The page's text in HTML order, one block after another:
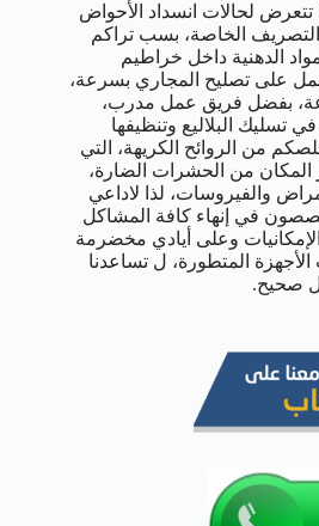
تتعرض لحالات انسداد الأحواض
التصريف الخاصة، بسب تراكم
الدهنية داخل خراطيم
على تصليح المجاري بسرعة،
بفضل فريق عمل مدرب،
تسليك البلاليع وتنظيفها
من الروائح الكريهة، التي
المكان من الحشرات الضارة،
والفيروسات، لذا لاداعي
في إنهاء كافة المشاكل
وعلى أيادي مخضرمة
المتطورة، ل تساعدنا
صحيح.